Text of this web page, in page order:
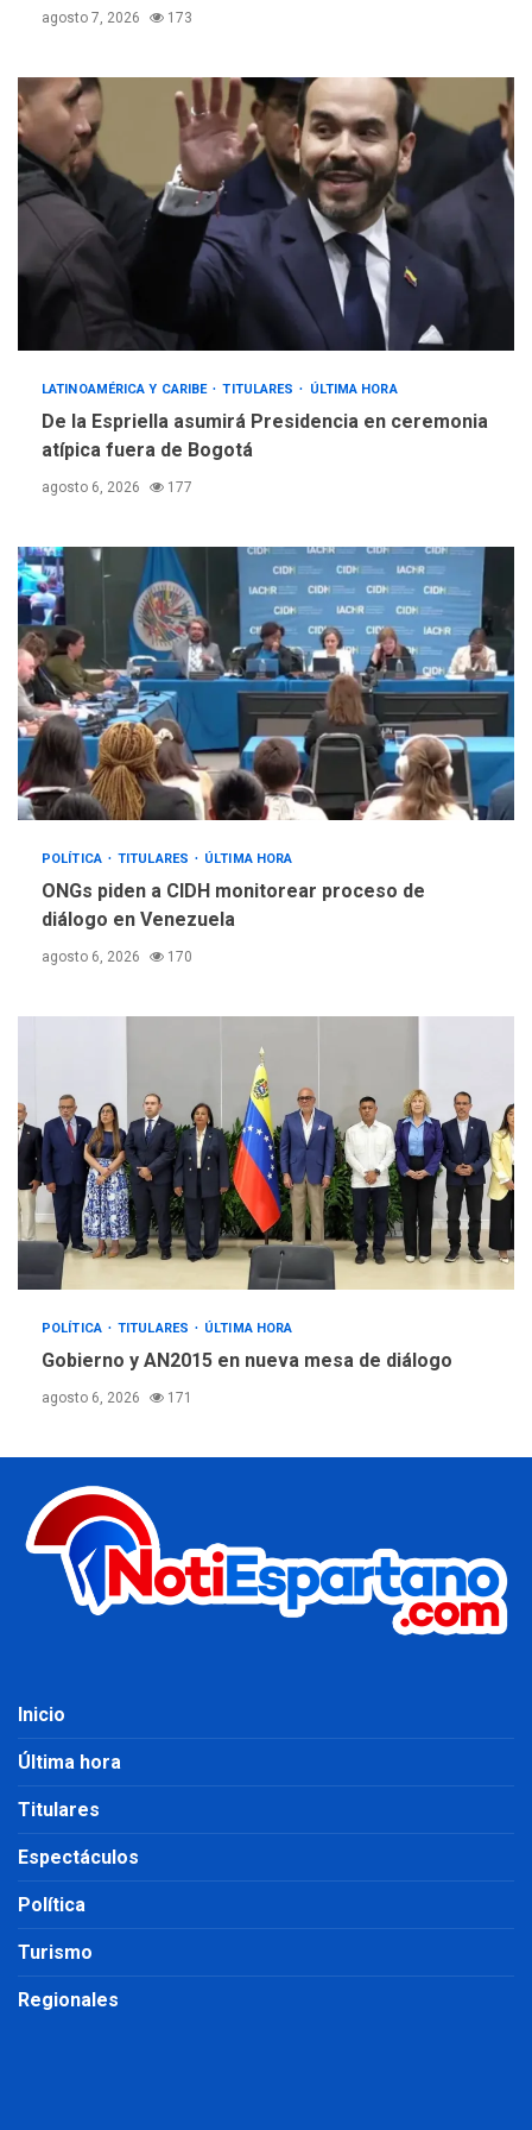
agosto 7, 2026 173
LATINOAMÉRICA Y CARIBE TITULARES ÚLTIMA HORA
De la Espriella asumirá Presidencia en ceremonia
atípica fuera de Bogotá
agosto 6, 2026 177
POLÍTICA TITULARES ÚLTIMA HORA
ONGs piden a CIDH monitorear proceso de
diálogo en Venezuela
agosto 6, 2026 170
POLÍTICA TITULARES ÚLTIMA HORA
Gobierno y AN2015 en nueva mesa de diálogo
agosto 6, 2026 171
Inicio
Última hora
Titulares
Espectáculos
Política
Turismo
Regionales